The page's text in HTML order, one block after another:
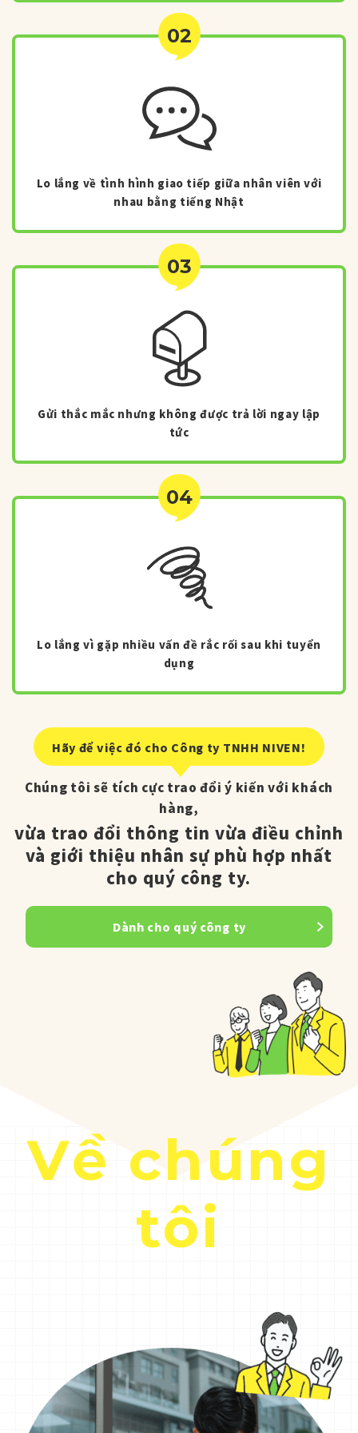
02
Lo lắng về tình hình giao tiếp giữa nhân viên với
nhau bằng tiếng Nhật
03
Gửi thắc mắc nhưng không được trả lời ngay lập
tức
04
Lo lắng vì gặp nhiều vấn đề rắc rối sau khi tuyển
dụng
Hãy để việc đó cho Công ty TNHH NIVEN!
Chúng tôi sẽ tích cực trao đổi ý kiến với khách
hàng,
vừa trao đổi thông tin vừa điều chỉnh
và giới thiệu nhân sự phù hợp nhất
cho quý công ty.
Dành cho quý công ty
Về chúng
tôi